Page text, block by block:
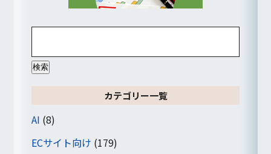
カテゴリー一覧
AI (8)
ECサイト向け (179)